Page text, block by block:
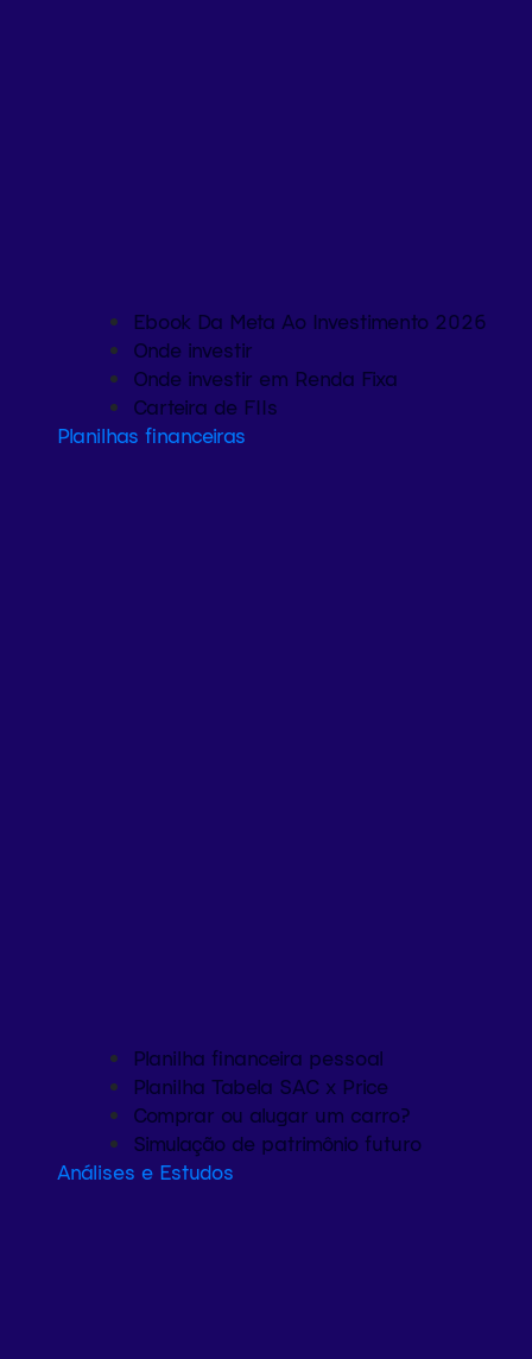
Ebook Da Meta Ao Investimento 2026
Onde investir
Onde investir em Renda Fixa
Carteira de FIIs
Planilhas financeiras
Planilha financeira pessoal
Planilha Tabela SAC x Price
Comprar ou alugar um carro?
Simulação de patrimônio futuro
Análises e Estudos